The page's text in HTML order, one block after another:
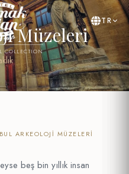
COLLECTION
TR
Müzeleri
ARKEOLOJI MÜZELERI
beş bin yıllık insan